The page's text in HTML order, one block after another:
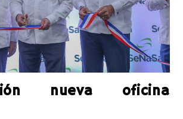
nueva oficina